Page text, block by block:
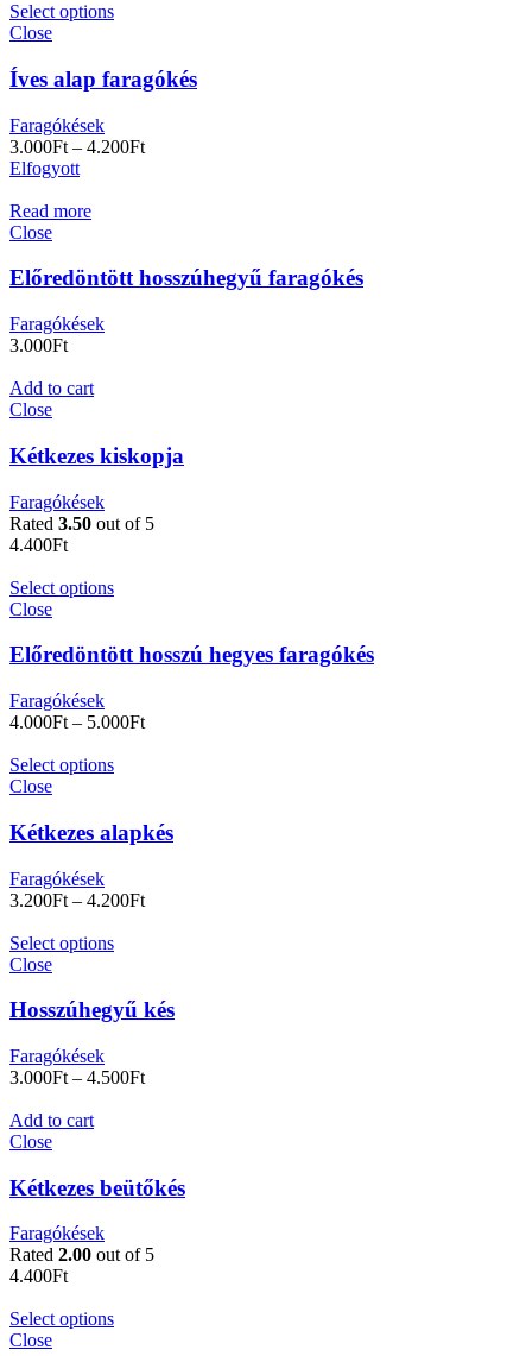
Select options
Close
Íves alap faragókés
Faragókések
3.000Ft – 4.200Ft
Elfogyott
Read more
Close
Előredöntött hosszúhegyű faragókés
Faragókések
3.000Ft
Add to cart
Close
Kétkezes kiskopja
Faragókések
Rated 3.50 out of 5
4.400Ft
Select options
Close
Előredöntött hosszú hegyes faragókés
Faragókések
4.000Ft – 5.000Ft
Select options
Close
Kétkezes alapkés
Faragókések
3.200Ft – 4.200Ft
Select options
Close
Hosszúhegyű kés
Faragókések
3.000Ft – 4.500Ft
Add to cart
Close
Kétkezes beütőkés
Faragókések
Rated 2.00 out of 5
4.400Ft
Select options
Close